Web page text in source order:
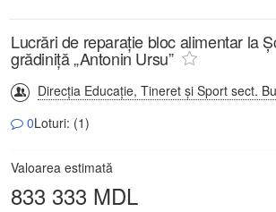
Lucrări de reparație bloc alimentar la
grădiniță „Antonin Ursu”
Direcţia Educaţie, Tineret şi Sport sect.
0Loturi: (1)
Valoarea estimată
833 333 MDL